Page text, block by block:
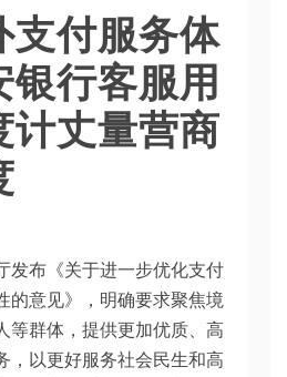
支付服务体
银行客服用
计丈量营商
发布《关于进一步优化支付
的意见》，明确要求聚焦境
等群体，提供更加优质、高
，以更好服务社会民生和高